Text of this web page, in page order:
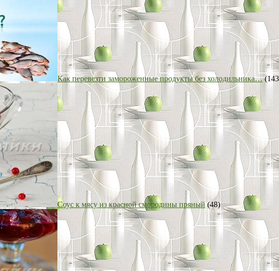
Как перевезти замороженные продукты без холодильника…
Соус к мясу из красной смородины пряный (48)